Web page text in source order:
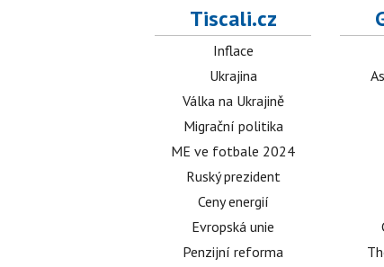
Tiscali.cz
Inflace
Ukrajina
Válka na Ukrajině
Migrační politika
ME ve fotbale 2024
Ruský prezident
Ceny energií
Evropská unie
Penzijní reforma